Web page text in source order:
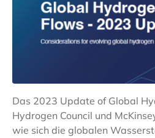
Das 2023 Update of Global
Hydrogen Council und
wie sich die globalen